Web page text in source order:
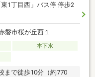
1丁目西」バス停 停歩2
磐市桜が丘西１
本下水
まで徒歩10分（約770